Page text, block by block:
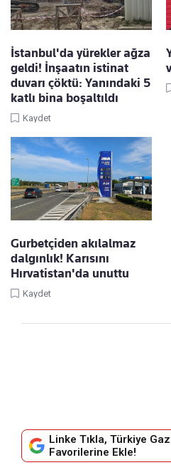
İstanbul'da yürekler ağza
geldi! İnşaatın istinat
duvarı çöktü: Yanındaki 5
katlı bina boşaltıldı
Kaydet
Gurbetçiden akılalmaz
dalgınlık! Karısını
Hırvatistan'da unuttu
Kaydet
Linke Tıkla, Türkiye
Favorilerine Ekle!